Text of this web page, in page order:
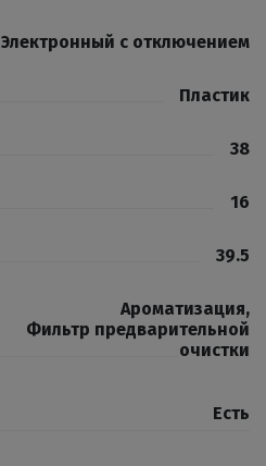
Электронный с отключением
Пластик
38
16
39.5
Ароматизация,
Фильтр предварительной
очистки
Есть